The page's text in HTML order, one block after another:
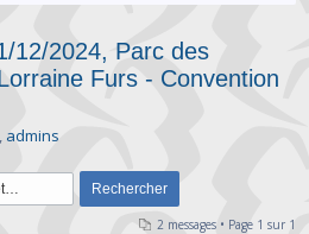
12/2024, Parc des
Furs - Convention
, admins
2 messages • Page 1 sur 1